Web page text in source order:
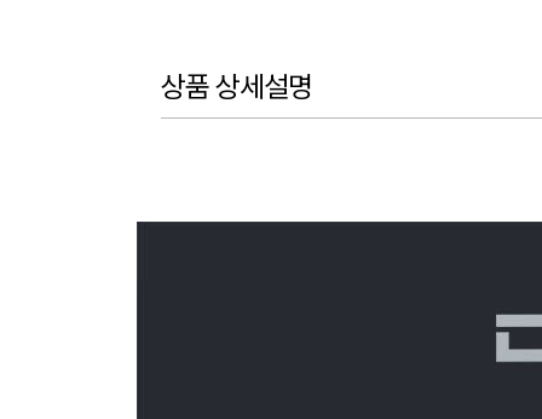
상품 상세설명